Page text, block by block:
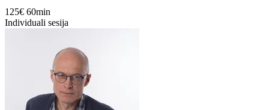
125€ 60min
Individuali sesija